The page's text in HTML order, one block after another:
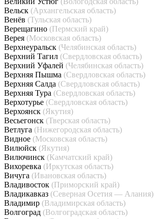
Вельск (Архангельская область)
Венёв (Тульская область)
Верещагино (Пермский край)
Верея (Московская область)
Верхнеуральск (Челябинская область)
Верхний Тагил (Свердловская область)
Верхний Уфалей (Челябинская область)
Верхняя Пышма (Свердловская область)
Верхняя Салда (Свердловская область)
Верхняя Тура (Свердловская область)
Верхотурье (Свердловская область)
Верхоянск (Якутия)
Весьегонск (Тверская область)
Ветлуга (Нижегородская область)
Видное (Московская область)
Вилюйск (Якутия)
Вилючинск (Камчатский край)
Вихоревка (Иркутская область)
Вичуга (Ивановская область)
Владивосток (Приморский край)
Владикавказ (Северная Осетия — Алания)
Владимир (Владимирская область)
Волгоград (Волгоградская область)